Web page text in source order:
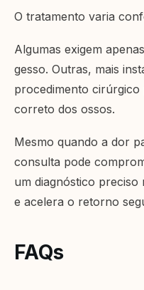
O tratamento varia
Algumas exigem
gesso. Outras, mais
procedimento
correto dos ossos.
Mesmo quando a dor
consulta pode
um diagnóstico
e acelera o retorno
FAQs